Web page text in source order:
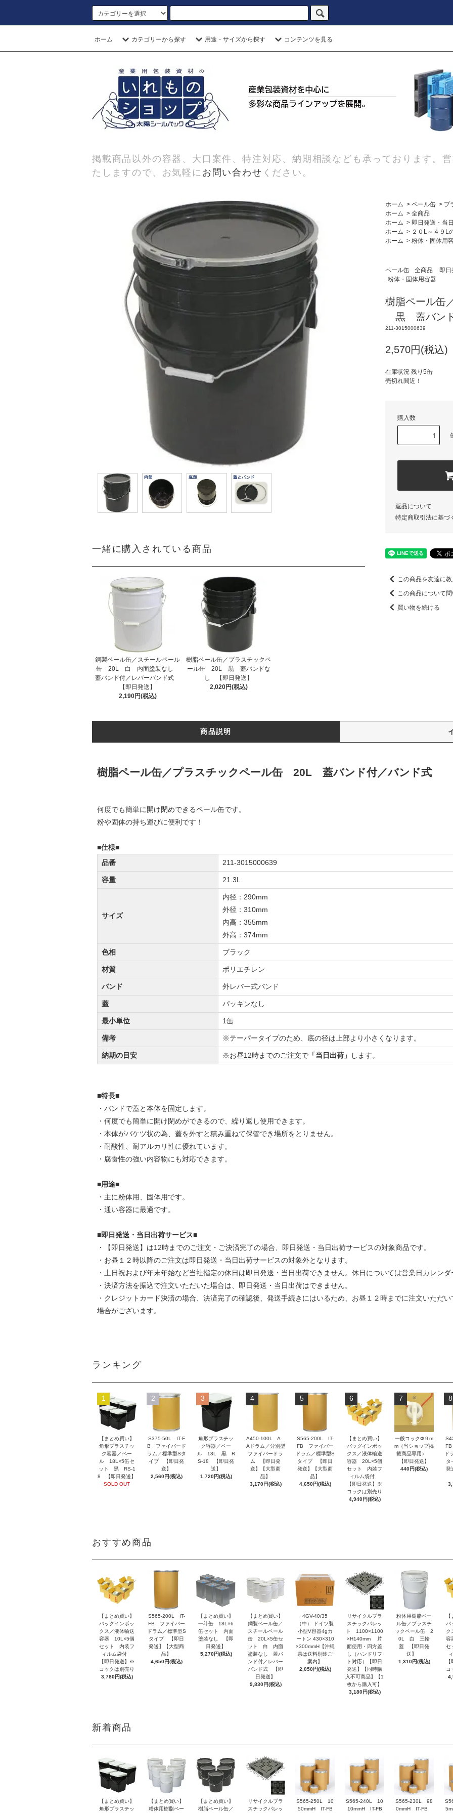
ホーム カテゴリーから探す 用途・サイズから探す コンテンツを見る
掲載商品以外の容器、大口案件、特注対応、納期相談なども承っております。
たしますので、お気軽に お問い合わせ ください。
一緒に購入されている商品
鋼製ペール缶／スチールペール
缶 20L 白 内面塗装なし
蓋バンド付／レバーバンド式
【即日発送】
2,190円(税込)
樹脂ペール缶／プラスチックペ
ール缶 20L 黒 蓋バンドな
し 【即日発送】
2,020円(税込)
ホーム > ペール缶 > プ
ホーム > 全商品
ホーム > 即日発送・当
ホーム > ２０L～４９L
ホーム > 粉体・固体用
ペール缶 全商品
即
粉体・固体用容器
樹脂ペール缶
黒 蓋バン
211-3015000639
2,570円(税込
在庫状況 残り5缶
売切れ間近！
購入数
返品について
特定商取引法に基づ
この商品を友達に
この商品について
買い物を続ける
商品説明
樹脂ペール缶／プラスチックペール缶 20L 蓋バンド付／バンド式
何度でも簡単に開け閉めできるペール缶です。
粉や固体の持ち運びに便利です！
■仕様■
品番
211-3015000639
容量 21.3L
サイズ
内径：290mm
外径：310mm
内高：355mm
外高：374mm
色相 ブラック
材質 ポリエチレン
バンド 外レバー式バンド
蓋 パッキンなし
最小単位 1缶
備考 ※テーパータイプのため、底の径は上部より小さくなります。
納期の目安 ※お昼12時までのご注文で「当日出荷」 します。
■特長■
・バンドで蓋と本体を固定します。
・何度でも簡単に開け閉めができるので、繰り返し使用できます。
・本体がバケツ状の為、蓋を外すと積み重ねて保管でき場所をとりません。
・耐酸性、耐アルカリ性に優れています。
・腐食性の強い内容物にも対応できます。
■用途■
・主に粉体用、固体用です。
・通い容器に最適です。
■即日発送・当日出荷サービス■
・【即日発送】は12時までのご注文・ご決済完了の場合、即日発送・当日出荷サービスの対象商品です。
・お昼１２時以降のご注文は即日発送・当日出荷サービスの対象外となります。
・土日祝および年末年始など当社指定の休日は即日発送・当日出荷できません。休日については営業日カレン
・決済方法を振込で注文いただいた場合は、即日発送・当日出荷はできません。
・クレジットカード決済の場合、決済完了の確認後、発送手続きにはいるため、お昼１２時までに注文いただ
場合がございます。
ランキング
1
【まとめ買い】
角形プラスチッ
ク容器／ペー
ル 18L×5缶セ
ット 黒 RS-1
8 【即日発送】
SOLD OUT
2
S375-50L IT-F
B ファイバード
ラム／標準型Sタ
イプ 【即日発
送】
2,560円(税込)
3
角形プラスチッ
ク容器／ペー
ル 18L 黒 R
S-18 【即日発
送】
1,720円(税込)
4
A450-100L A
Aドラム／分別型
ファイバードラ
ム 【即日発
送】【大型商
品】
3,170円(税込)
5
S565-200L IT-
FB ファイバー
ドラム／標準型S
タイプ 【即日
発送】【大型商
品】
4,650円(税込)
6
【まとめ買い】
バッグインボッ
クス／液体輸送
容器 20L×5個
セット 内装フ
ィルム袋付
【即日発送】※
コックは別売り
4,940円(税込)
7
一般コックΦ９m
m（当ショップ掲
載商品専用）
【即日発送】
440円(税込)
8
ド
タ
発
おすすめ商品
【まとめ買い】
バッグインボッ
クス／液体輸送
容器 10L×5個
セット 内装フ
ィルム袋付
【即日発送】※
コックは別売り
3,780円(税込)
S565-200L IT-
FB ファイバー
ドラム／標準型S
タイプ 【即日
発送】【大型商
品】
4,650円(税込)
【まとめ買い】
一斗缶 18L×6
缶セット 内面
塗装なし 【即
日発送】
5,270円(税込)
【まとめ買い】
鋼製ペール缶／
スチールペール
缶 20L×5缶セ
ット 白 内面
塗装なし 蓋バ
ンド付／レバー
バンド式 【即
日発送】
9,830円(税込)
4GV-40/35
（中） ドイツ製
小型V容器4gカ
ートン 430×310
×300mmH【沖縄
県は送料別途ご
案内】
2,050円(税込)
リサイクルプラ
スチックパレッ
ト 1100×1100
×H140mm 片
面使用・四方差
し（ハンドリフ
ト対応）【即日
発送】【同時購
入不可商品】【1
枚から購入可】
3,180円(税込)
粉体用樹脂ペー
ル缶／プラスチ
ックペール缶 2
0L 白 三輪
蓋 【即日発
送】
1,310円(税込)
バ
ク
容
セ
コ
新着商品
【まとめ買い】
角形プラスチッ
【まとめ買い】
粉体用樹脂ペー
【まとめ買い】
樹脂ペール缶／
リサイクルプラ
スチックパレッ
S565-250L 10
50mmH IT-FB
S565-240L 10
10mmH IT-FB
S565-230L 98
0mmH IT-FB